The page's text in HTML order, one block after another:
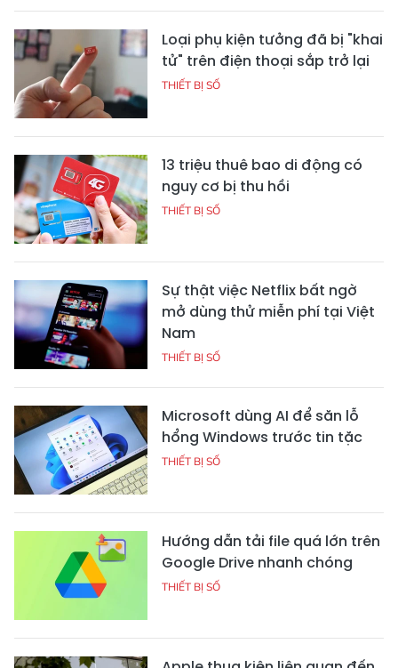
Loại phụ kiện tưởng đã bị "khai
tử" trên điện thoại sắp trở lại
THIẾT BỊ SỐ
13 triệu thuê bao di động có
nguy cơ bị thu hồi
THIẾT BỊ SỐ
Sự thật việc Netflix bất ngờ
mở dùng thử miễn phí tại Việt
Nam
THIẾT BỊ SỐ
Microsoft dùng AI để săn lỗ
hổng Windows trước tin tặc
THIẾT BỊ SỐ
Hướng dẫn tải file quá lớn trên
Google Drive nhanh chóng
THIẾT BỊ SỐ